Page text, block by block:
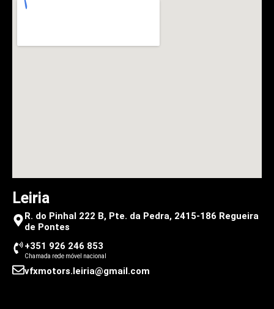
Leiria
R. do Pinhal 222 B, Pte. da Pedra, 2415-186 Regueira
de Pontes
+351 926 246 853
Chamada rede móvel nacional
vfxmotors.leiria@gmail.com